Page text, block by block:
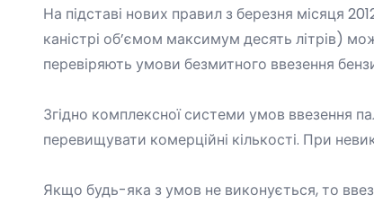
На підставі нових правил з березня місяця
каністрі об’ємом максимум десять літрів)
перевіряють умови безмитного ввезення
Згідно комплексної системи умов ввезення
перевищувати комерційні кількості. При
Якщо будь-яка з умов не виконується, то